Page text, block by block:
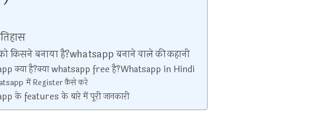
किसने बनाया है?whatsapp बनाने वाले की कहानी
क्या है?क्या whatsapp free है?Whatsapp in Hindi
में Register कैसे करे
के features के बारे में पूरी जानकारी